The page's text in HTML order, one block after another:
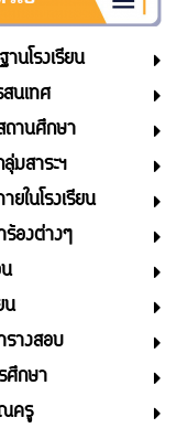
นโรงเรียน
นเทศ
านศึกษา
มสาระฯ
ยในโรงเรียน
ร้องต่างๆ
น
างสอบ
ศึกษา
ครู